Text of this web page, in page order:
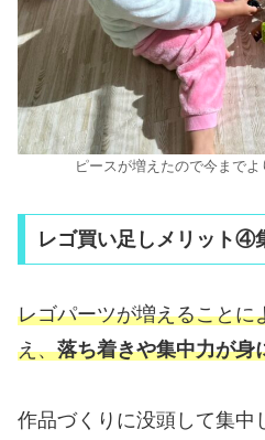
ピースが増えたので今までよ
レゴ買い足しメリット④
レゴパーツが増えることに
え、落ち着きや集中力が身
作品づくりに没頭して集中